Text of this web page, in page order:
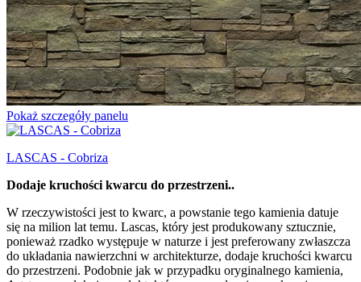
Pokaż szczegóły panelu
LASCAS - Cobriza
Dodaje kruchości kwarcu do przestrzeni..
W rzeczywistości jest to kwarc, a powstanie tego kamienia datuje
się na milion lat temu. Lascas, który jest produkowany sztucznie,
ponieważ rzadko występuje w naturze i jest preferowany zwłaszcza
do układania nawierzchni w architekturze, dodaje kruchości kwarcu
do przestrzeni. Podobnie jak w przypadku oryginalnego kamienia,